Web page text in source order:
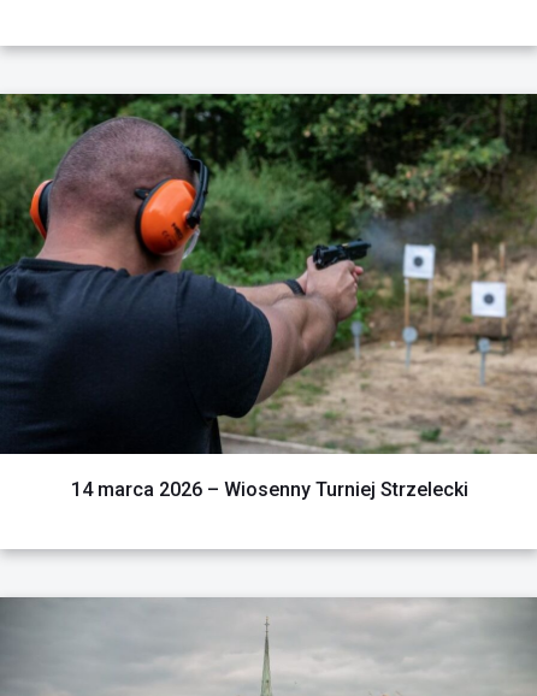
CZYTAJ WIĘCEJ
14 marca 2026 – Wiosenny Turniej Strzelecki